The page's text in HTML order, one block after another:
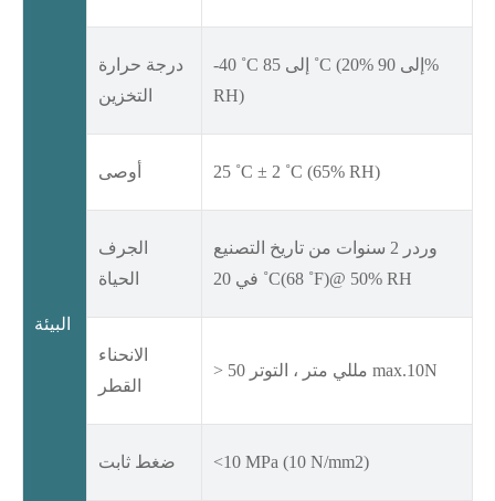
البيئة
درجة حرارة
التخزين
-40 ˚C إلى 85 ˚C (20% إلى 90%
RH)
أوصى 25 ˚C ± 2 ˚C (65% RH)
الجرف
الحياة
وردر 2 سنوات من تاريخ التصنيع
في 20 ˚C(68 ˚F)@ 50% RH
الانحناء
القطر
> 50 مللي متر ، التوتر max.10N
ضغط ثابت <10 MPa (10 N/mm2)